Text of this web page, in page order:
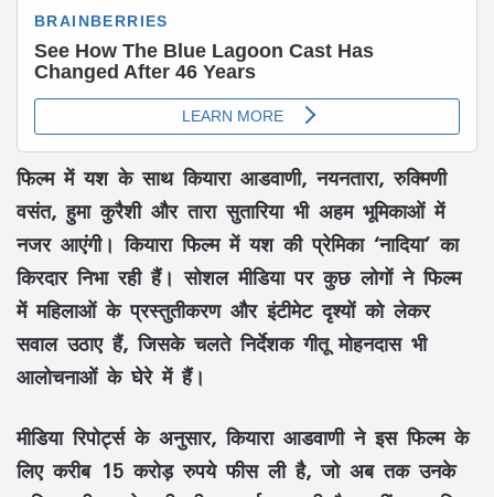
फिल्म में यश के साथ कियारा आडवाणी, नयनतारा, रुक्मिणी
वसंत, हुमा कुरैशी और तारा सुतारिया भी अहम भूमिकाओं में
नजर आएंगी। कियारा फिल्म में यश की प्रेमिका ‘नादिया’ का
किरदार निभा रही हैं। सोशल मीडिया पर कुछ लोगों ने फिल्म
में महिलाओं के प्रस्तुतीकरण और इंटीमेट दृश्यों को लेकर
सवाल उठाए हैं, जिसके चलते निर्देशक गीतू मोहनदास भी
आलोचनाओं के घेरे में हैं।
मीडिया रिपोर्ट्स के अनुसार, कियारा आडवाणी ने इस फिल्म के
लिए करीब 15 करोड़ रुपये फीस ली है, जो अब तक उनके